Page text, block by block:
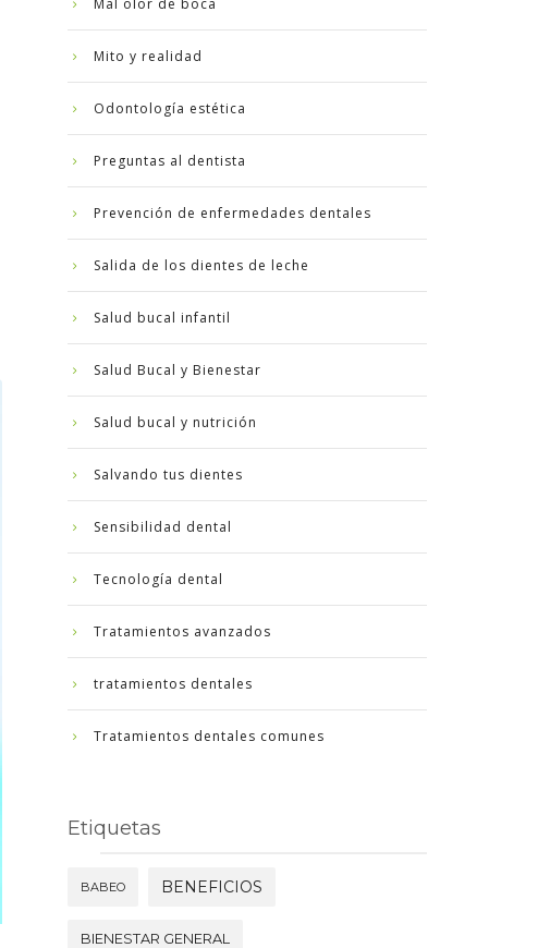
Mal olor de boca
Mito y realidad
Odontología estética
Preguntas al dentista
Prevención de enfermedades dentales
Salida de los dientes de leche
Salud bucal infantil
Salud Bucal y Bienestar
Salud bucal y nutrición
Salvando tus dientes
Sensibilidad dental
Tecnología dental
Tratamientos avanzados
tratamientos dentales
Tratamientos dentales comunes
Etiquetas
BABEO BENEFICIOS
BIENESTAR GENERAL